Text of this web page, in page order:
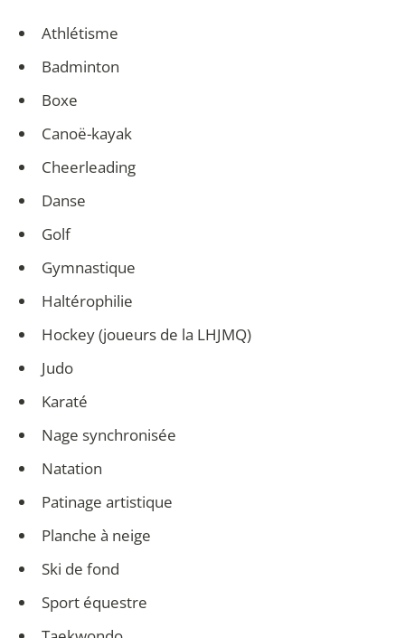
Athlétisme
Badminton
Boxe
Canoë-kayak
Cheerleading
Danse
Golf
Gymnastique
Haltérophilie
Hockey (joueurs de la LHJMQ)
Judo
Karaté
Nage synchronisée
Natation
Patinage artistique
Planche à neige
Ski de fond
Sport équestre